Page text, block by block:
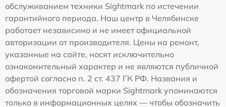
обслуживанием техники Sightmark по истечении
гарантийного периода. Наш центр в Челябинске
работает независимо и не имеет официальной
авторизации от производителя. Цены на ремонт,
указанные на сайте, носят исключительно
ознакомительный характер и не являются публичной
офертой согласно п. 2 ст. 437 ГК РФ. Названия и
обозначения торговой марки Sightmark упоминаются
только в информационных целях — чтобы обозначить